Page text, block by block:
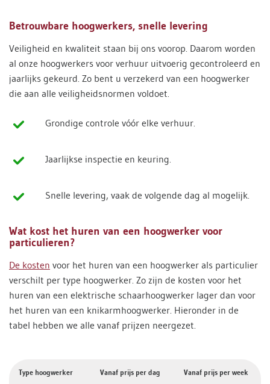
Betrouwbare hoogwerkers, snelle levering
Veiligheid en kwaliteit staan bij ons voorop. Daarom worden
al onze hoogwerkers voor verhuur uitvoerig gecontroleerd en
jaarlijks gekeurd. Zo bent u verzekerd van een hoogwerker
die aan alle veiligheidsnormen voldoet.
Grondige controle vóór elke verhuur.
Jaarlijkse inspectie en keuring.
Snelle levering, vaak de volgende dag al mogelijk.
Wat kost het huren van een hoogwerker voor
particulieren?
De kosten voor het huren van een hoogwerker als particulier
verschilt per type hoogwerker. Zo zijn de kosten voor het
huren van een elektrische schaarhoogwerker lager dan voor
het huren van een knikarmhoogwerker. Hieronder in de
tabel hebben we alle vanaf prijzen neergezet.
Type hoogwerker Vanaf prijs per dag Vanaf prijs per week